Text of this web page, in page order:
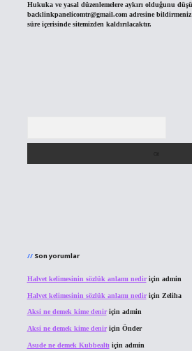
Hukuka ve yasal düzenlemelere aykırı olduğunu
backlinkpanelicomtr@gmail.comadresine
süre içerisinde sitemizden kaldırılacaktır.
Son yorumlar
Halvet kelimesinin sözlük anlamı nediriçin admin
Halvet kelimesinin sözlük anlamı nediriçin Zeliha
Aksi ne demek kime deniriçin admin
Aksi ne demek kime deniriçin Önder
Asude ne demek Kubbealtı için admin